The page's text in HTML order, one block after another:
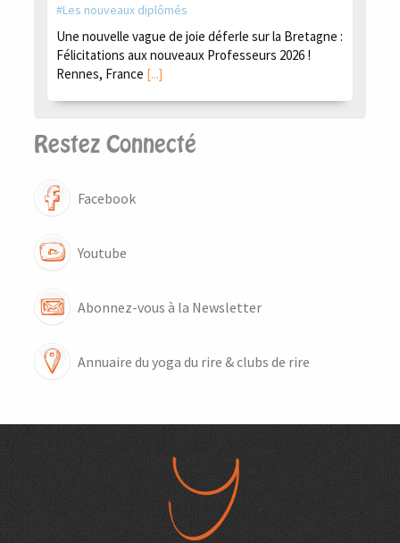
Les nouveaux diplômés
Une nouvelle vague de joie déferle sur la Bretagne :
Félicitations aux nouveaux Professeurs 2026 !
Rennes, France [...]
Restez Connecté
Facebook
Youtube
Abonnez-vous à la Newsletter
Annuaire du yoga du rire & clubs de rire